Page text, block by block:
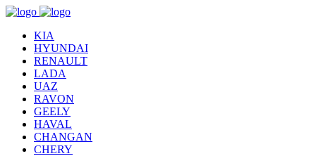
KIA
HYUNDAI
RENAULT
LADA
UAZ
RAVON
GEELY
HAVAL
CHANGAN
CHERY